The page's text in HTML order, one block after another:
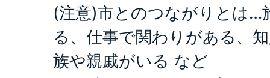
(注意)市とのつながりとは…
る、仕事で関わりがある、
族や親戚がいる など